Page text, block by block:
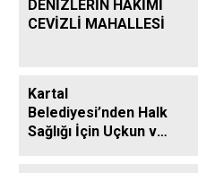
DENİZLERİN HAKİMİ
CEVİZLİ MAHALLESİ
Kartal
Belediyesi’nden Halk
Sağlığı İçin Uçkun ve